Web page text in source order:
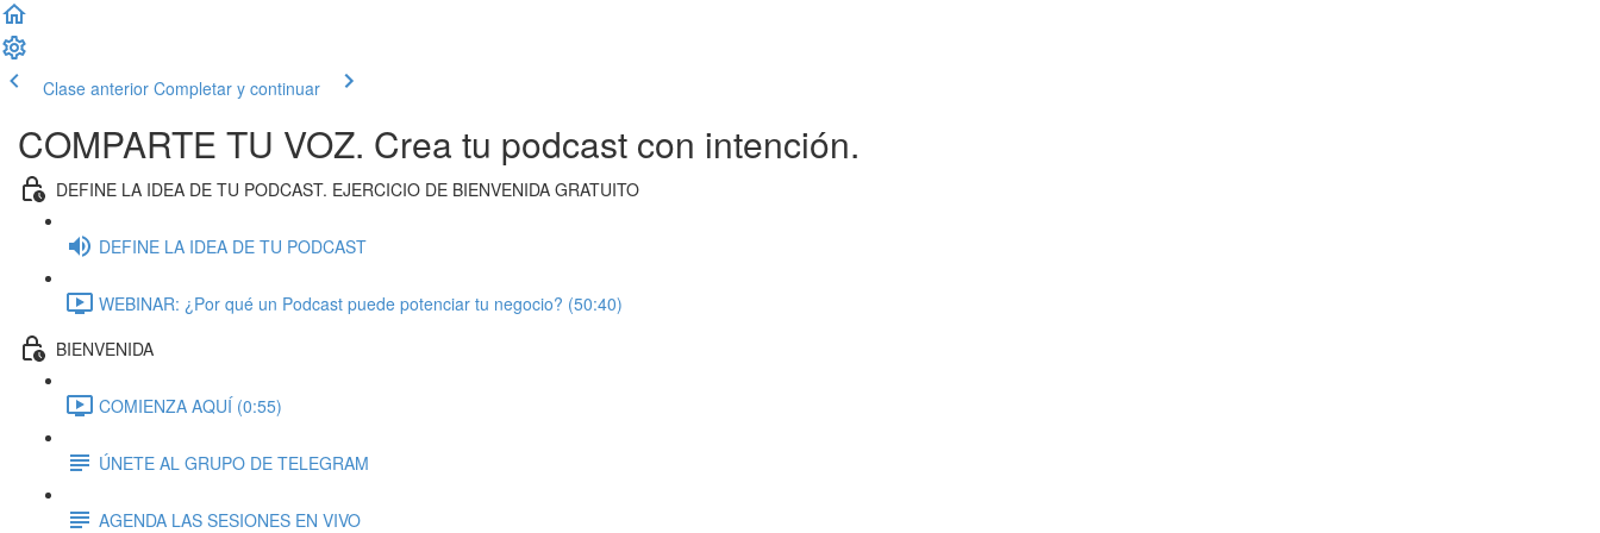
Clase anterior Completar y continuar
COMPARTE TU VOZ. Crea tu podcast con intención.
DEFINE LA IDEA DE TU PODCAST. EJERCICIO DE BIENVENIDA GRATUITO
DEFINE LA IDEA DE TU PODCAST
WEBINAR: ¿Por qué un Podcast puede potenciar tu negocio? (50:40)
BIENVENIDA
COMIENZA AQUÍ (0:55)
ÚNETE AL GRUPO DE TELEGRAM
AGENDA LAS SESIONES EN VIVO